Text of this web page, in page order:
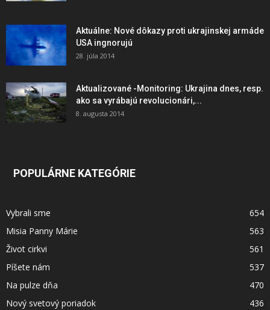
Aktuálne: Nové dôkazy proti ukrajinskej armáde
USA ingnorujú
28. júla 2014
Aktualizované -Monitoring: Ukrajina dnes, resp.
ako sa vyrábajú revolucionári,...
8. augusta 2014
POPULÁRNE KATEGÓRIE
Vybrali sme
654
Misia Panny Márie
563
Život cirkvi
561
Píšete nám
537
Na pulze dňa
470
Nový svetový poriadok
436